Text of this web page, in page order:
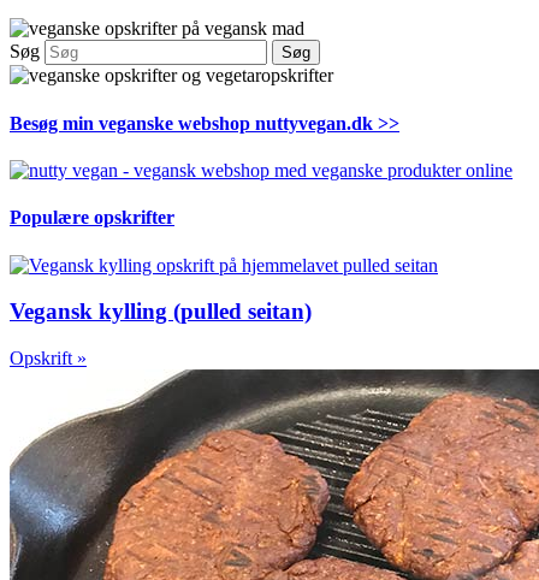
Søg Søg
Besøg min veganske webshop nuttyvegan.dk >>
Populære opskrifter
Vegansk kylling (pulled seitan)
Opskrift »